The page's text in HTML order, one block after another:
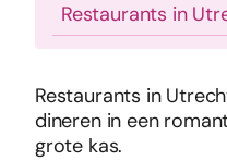
Restaurants in
Restaurants in
dineren in een
grote kas.